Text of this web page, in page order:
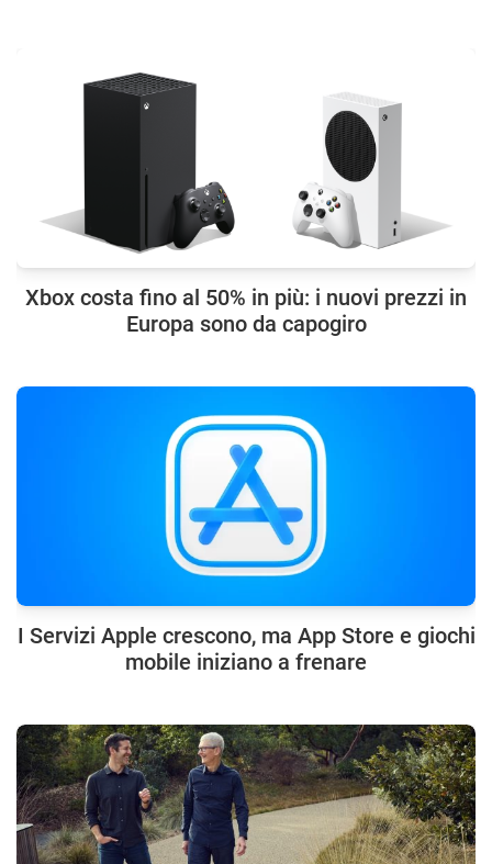
Xbox costa fino al 50% in più: i nuovi prezzi in
Europa sono da capogiro
I Servizi Apple crescono, ma App Store e giochi
mobile iniziano a frenare